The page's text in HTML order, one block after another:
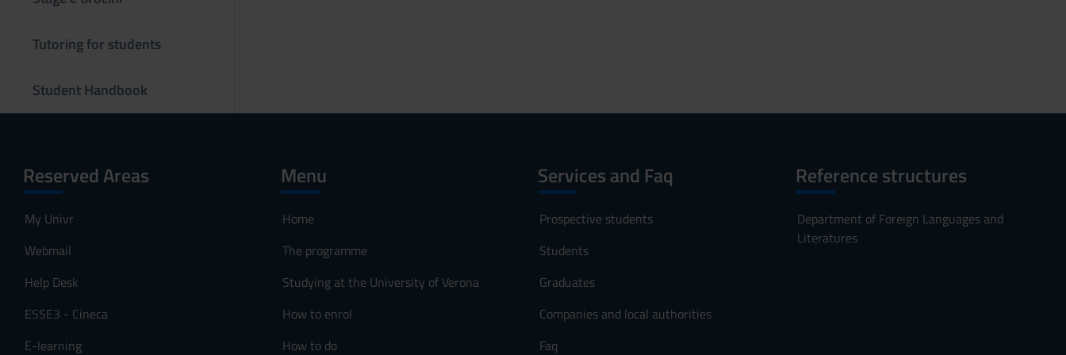
Tutoring for students
Student Handbook
Reserved Areas
My Univr
Webmail
Help Desk
ESSE3 - Cineca
E-learning
Menu
Home
The programme
Studying at the University of Verona
How to enrol
How to do
Services and Faq
Prospective students
Students
Graduates
Companies and local authorities
Faq
Reference structures
Department of Foreign Languages and
Literatures